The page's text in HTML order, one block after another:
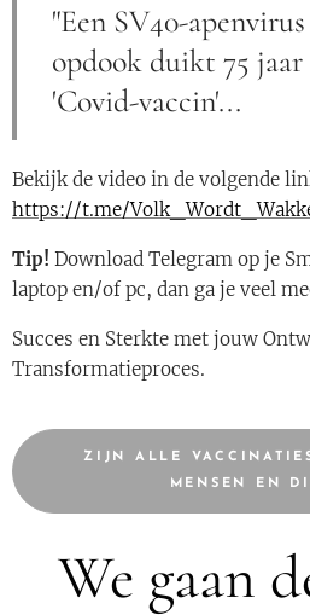
"Een SV40-
opdook duikt 75
'Covid-vaccin'...
Bekijk de video in de volgende
https://t.me/
Tip! Download Telegram op je
laptop en/of pc, dan ga je veel
Succes en Sterkte met jouw
Transformatieproces.
ZIJN ALLE
MENSEN EN
We gaan